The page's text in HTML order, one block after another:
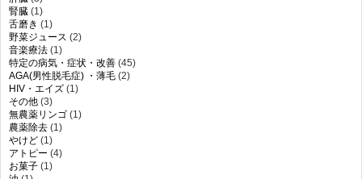
腎臓 (1)
舌磨き (1)
野菜ジュース (2)
音楽療法 (1)
特定の病気・症状・改善 (45)
AGA(男性脱毛症) ・薄毛 (2)
HIV・エイズ (1)
その他 (3)
無農薬リンゴ (1)
農薬除去 (1)
やけど (1)
アトピー (4)
お菓子 (1)